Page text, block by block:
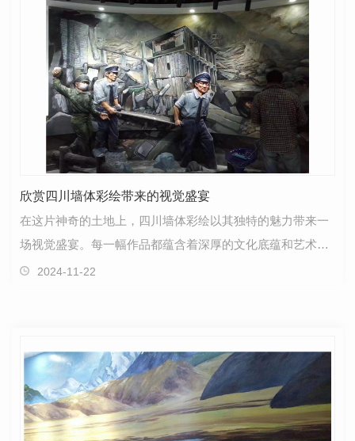
欣赏四川墙体彩绘带来的视觉盛宴
在这片神奇的土地上，四川墙体彩绘以其独特的魅力带来一
场视觉盛宴。每一幅作品都蕴含着深厚的文化底蕴和艺术情
怀，让人不禁为之倾心。行走在四川的街头巷尾，那些…
2024-11-22